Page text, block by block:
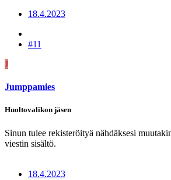
18.4.2023
#11
J
Jumppamies
Huoltovalikon jäsen
Sinun tulee rekisteröityä nähdäksesi
viestin sisältö.
18.4.2023